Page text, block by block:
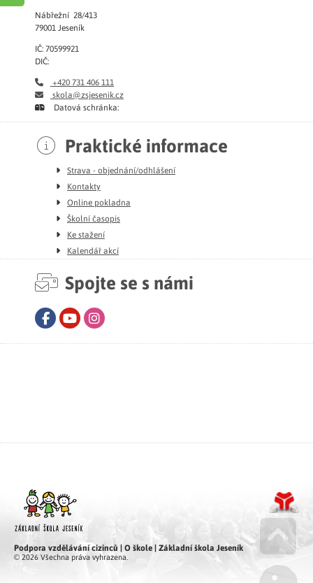
Nábřežní 28/413
79001 Jeseník
IČ: 70599921
DIČ:
+420 731 406 111
skola@zsjesenik.cz
Datová schránka:
Praktické informace
Strava - objednání/odhlášení
Kontakty
Online pokladna
Školní časopis
Ke stažení
Kalendář akcí
Spojte se s námi
FacebookYoutube
Podpora vzdělávání cizinců | O škole | Základní škola Jeseník
© 2026 Všechna práva vyhrazena. Go